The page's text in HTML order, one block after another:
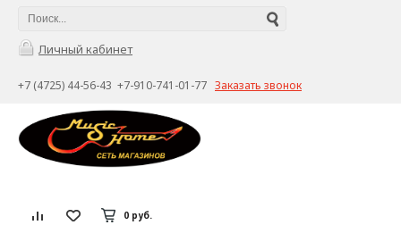
Личный кабинет
+7 (4725) 44-56-43 +7-910-741-01-77 Заказать звонок
0 руб.